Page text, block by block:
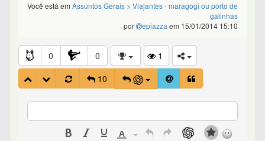
Você está em Assuntos Gerais > Viajantes - maragogi ou porto de
galinhas
por
epiazzaem 15/01/2014 15:10
0 0
1
10